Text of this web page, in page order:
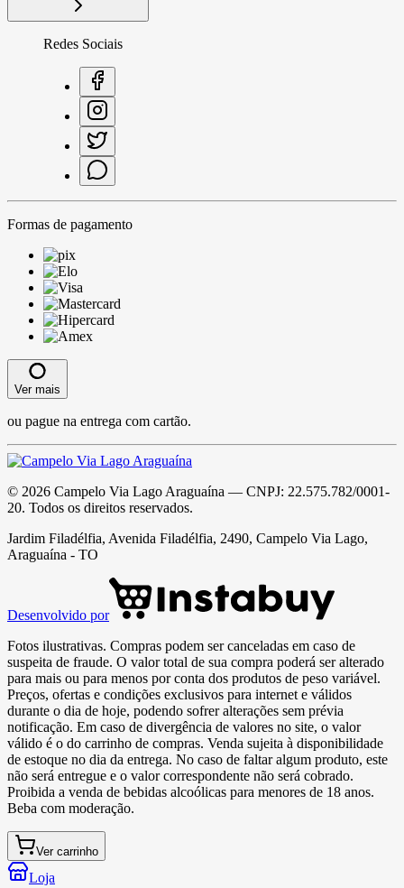
Redes Sociais
Formas de pagamento
Ver mais
ou pague na entrega com cartão.
© 2026 Campelo Via Lago Araguaína — CNPJ: 22.575.782/0001-
20. Todos os direitos reservados.
Jardim Filadélfia, Avenida Filadélfia, 2490, Campelo Via Lago,
Araguaína - TO
Desenvolvido por
Fotos ilustrativas. Compras podem ser canceladas em caso de
suspeita de fraude. O valor total de sua compra poderá ser alterado
para mais ou para menos por conta dos produtos de peso variável.
Preços, ofertas e condições exclusivos para internet e válidos
durante o dia de hoje, podendo sofrer alterações sem prévia
notificação. Em caso de divergência de valores no site, o valor
válido é o do carrinho de compras. Venda sujeita à disponibilidade
de estoque no dia da entrega. No caso de faltar algum produto, este
não será entregue e o valor correspondente não será cobrado.
Proibida a venda de bebidas alcoólicas para menores de 18 anos.
Beba com moderação.
Ver carrinho
Loja